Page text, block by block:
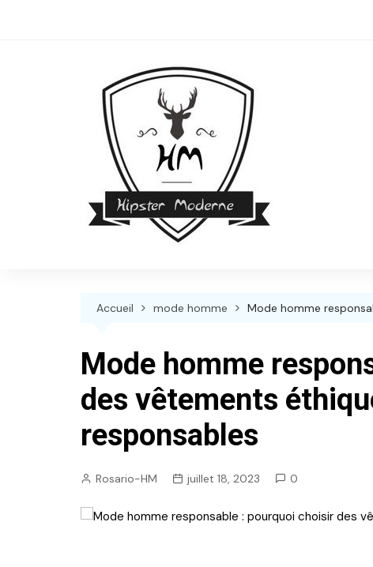
Accueil mode homme Mode homme
Mode homme
des vêtements
responsables
Rosario-HM juillet 18, 2023 0